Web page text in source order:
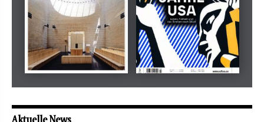
revue juive aufbau